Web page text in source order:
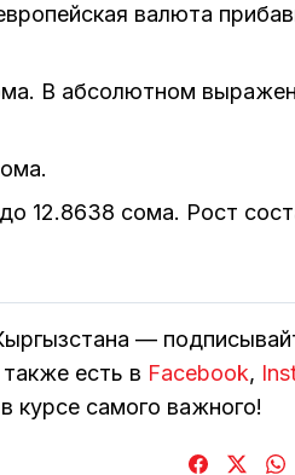
валюта
В абсолютном
12.8638 сома. Рост
—
есть в Facebook,
курсе самого важного!